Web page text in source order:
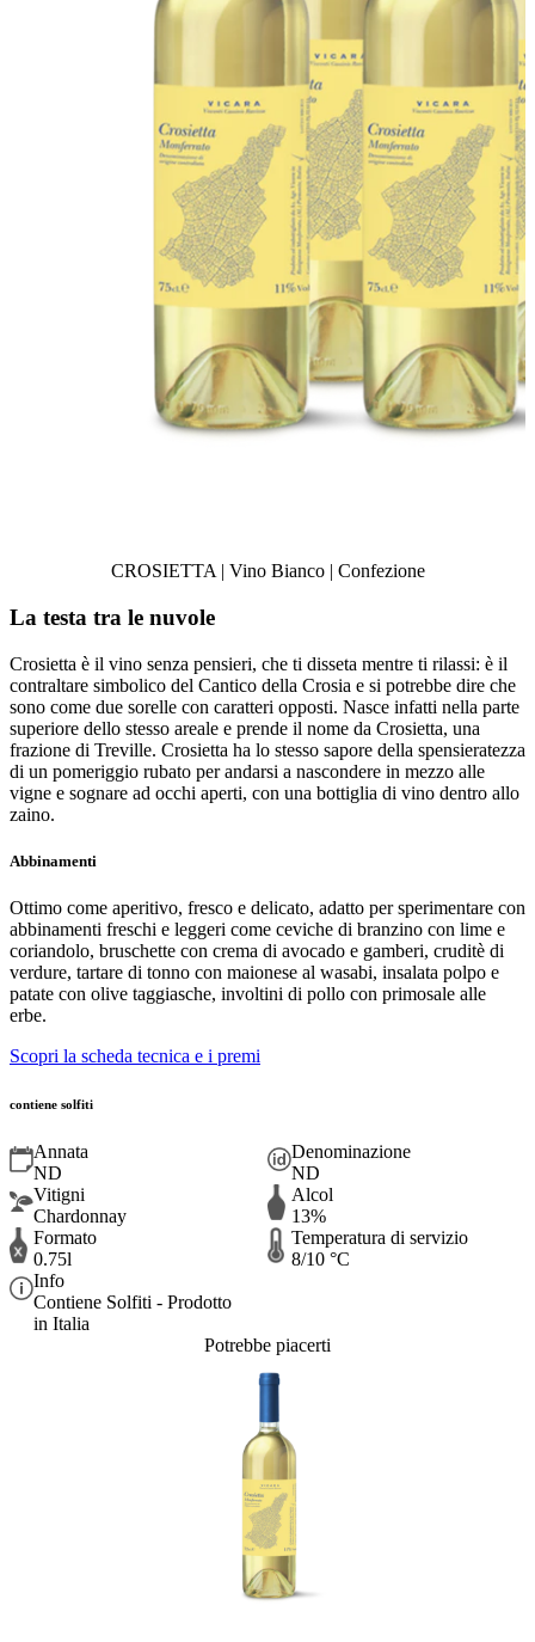
CROSIETTA | Vino Bianco | Confezione
La testa tra le nuvole
Crosietta è il vino senza pensieri, che ti disseta mentre ti rilassi: è il
contraltare simbolico del Cantico della Crosia e si potrebbe dire che
sono come due sorelle con caratteri opposti. Nasce infatti nella parte
superiore dello stesso areale e prende il nome da Crosietta, una
frazione di Treville. Crosietta ha lo stesso sapore della spensieratezza
di un pomeriggio rubato per andarsi a nascondere in mezzo alle
vigne e sognare ad occhi aperti, con una bottiglia di vino dentro allo
zaino.
Abbinamenti
Ottimo come aperitivo, fresco e delicato, adatto per sperimentare con
abbinamenti freschi e leggeri come ceviche di branzino con lime e
coriandolo, bruschette con crema di avocado e gamberi, cruditè di
verdure, tartare di tonno con maionese al wasabi, insalata polpo e
patate con olive taggiasche, involtini di pollo con primosale alle
erbe.
Scopri la scheda tecnica e i premi
contiene solfiti
Annata
ND
Denominazione
ND
Vitigni
Chardonnay
Alcol
13%
Formato
0.75l
Temperatura di servizio
8/10 °C
Info
Contiene Solfiti - Prodotto
in Italia
Potrebbe piacerti